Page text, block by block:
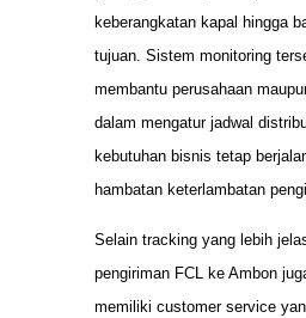
keberangkatan kapal hingga
tujuan. Sistem monitoring
membantu perusahaan
dalam mengatur jadwal
kebutuhan bisnis tetap
hambatan keterlambatan
Selain tracking yang lebih
pengiriman FCL ke Ambon
memiliki customer service